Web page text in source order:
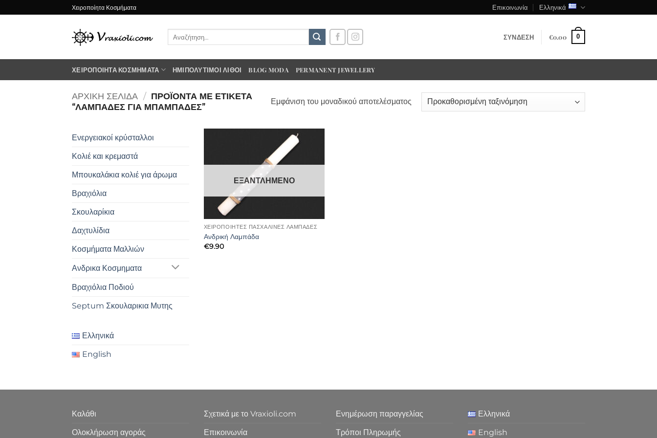
στο
Χειροποίητα Κοσμήματα Επικοινωνία Ελληνικά
ΣΎΝΔΕΣΗ €0.00 0
ΧΕΙΡΟΠΟΊΗΤΑ ΚΟΣΜΉΜΑΤΑ ΗΜΙΠΟΛΎΤΙΜΟΙ ΛΊΘΟΙ BLOG MODA PERMANENT JEWELLERY
ΑΡΧΙΚΉ ΣΕΛΊΔΑ / ΠΡΟΪΌΝΤΑ ΜΕ ΕΤΙΚΈΤΑ
“ΛΑΜΠΆΔΕΣ ΓΙΑ ΜΠΑΜΠΑΔΕΣ”
Εμφάνιση του μοναδικού αποτελέσματος
Ενεργειακοί κρύσταλλοι
Κολιέ και κρεμαστά
Μπουκαλάκια κολιέ για άρωμα
Βραχιόλια
Σκουλαρίκια
Δαχτυλίδια
Κοσμήματα Μαλλιών
Ανδρικα Κοσμηματα
Βραχιόλια Ποδιού
Septum Σκουλαρικια Μυτης
Ελληνικά
English
ΕΞΑΝΤΛΗΜΈΝΟ
ΧΕΙΡΟΠΟΙΗΤΕΣ ΠΑΣΧΑΛΙΝΕΣ ΛΑΜΠΑΔΕΣ
Ανδρική Λαμπάδα
€9.90
Καλάθι
Ολοκλήρωση αγοράς
Σχετικά με το Vraxioli.com
Επικοινωνία
Ενημέρωση παραγγελίας
Τρόποι Πληρωμής
Ελληνικά
English